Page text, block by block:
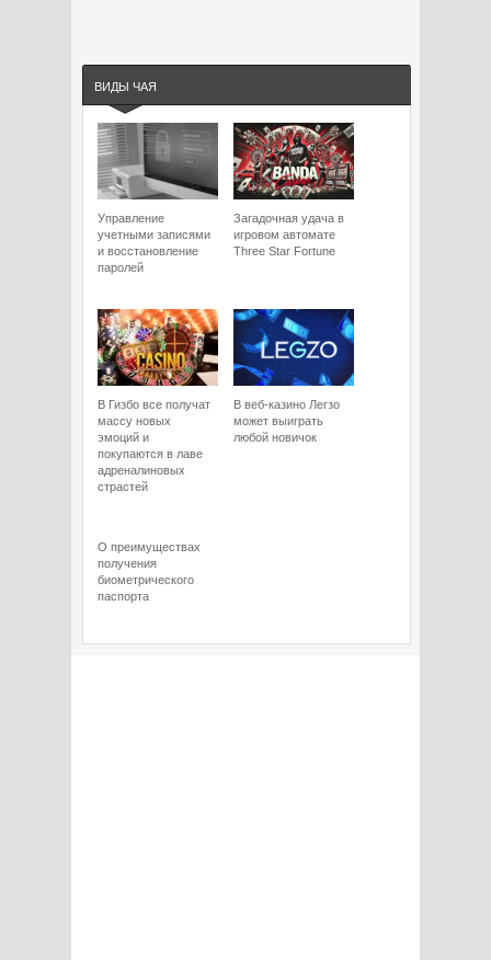
ВИДЫ ЧАЯ
Управление
учетными записями
и восстановление
паролей
Загадочная удача в
игровом автомате
Three Star Fortune
В Гизбо все получат
массу новых
эмоций и
покупаются в лаве
адреналиновых
страстей
В веб-казино Легзо
может выиграть
любой новичок
О преимуществах
получения
биометрического
паспорта